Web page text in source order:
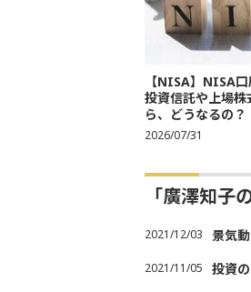
【NISA】NISA
投資信託や上場株
ら、どうなるの？
2026/07/31
「廣澤知子
2021/12/03 景気
2021/11/05 投資